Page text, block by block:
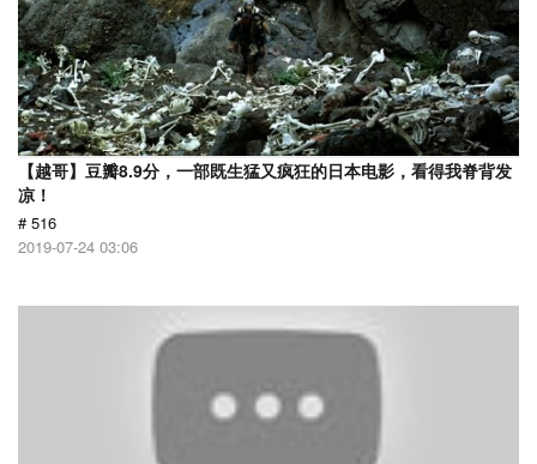
【越哥】豆瓣8.9分，一部既生猛又疯狂的日本电影，看得我脊背发
凉！
# 516
2019-07-24 03:06